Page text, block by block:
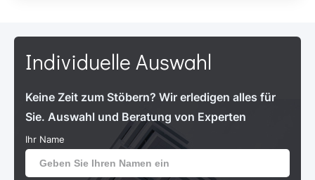
Individuelle Auswahl
Keine Zeit zum Stöbern? Wir erledigen alles für
Sie. Auswahl und Beratung von Experten
Ihr Name